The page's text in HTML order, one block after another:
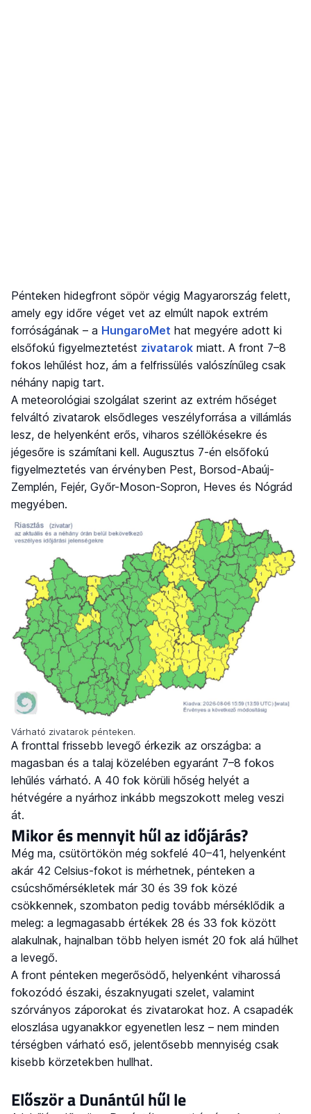
Pénteken hidegfront söpör végig Magyarország felett,
amely egy időre véget vet az elmúlt napok extrém
forróságának – a HungaroMet hat megyére adott ki
elsőfokú figyelmeztetést zivatarok miatt. A front 7–8
fokos lehűlést hoz, ám a felfrissülés valószínűleg csak
néhány napig tart.
A meteorológiai szolgálat szerint az extrém hőséget
felváltó zivatarok elsődleges veszélyforrása a villámlás
lesz, de helyenként erős, viharos széllökésekre és
jégesőre is számítani kell. Augusztus 7-én elsőfokú
figyelmeztetés van érvényben Pest, Borsod-Abaúj-
Zemplén, Fejér, Győr-Moson-Sopron, Heves és Nógrád
megyében.
Várható zivatarok pénteken.
A fronttal frissebb levegő érkezik az országba: a
magasban és a talaj közelében egyaránt 7–8 fokos
lehűlés várható. A 40 fok körüli hőség helyét a
hétvégére a nyárhoz inkább megszokott meleg veszi
át.
Mikor és mennyit hűl az időjárás?
Még ma, csütörtökön még sokfelé 40–41, helyenként
akár 42 Celsius-fokot is mérhetnek, pénteken a
csúcshőmérsékletek már 30 és 39 fok közé
csökkennek, szombaton pedig tovább mérséklődik a
meleg: a legmagasabb értékek 28 és 33 fok között
alakulnak, hajnalban több helyen ismét 20 fok alá hűlhet
a levegő.
A front pénteken megerősödő, helyenként viharossá
fokozódó északi, északnyugati szelet, valamint
szórványos záporokat és zivatarokat hoz. A csapadék
eloszlása ugyanakkor egyenetlen lesz – nem minden
térségben várható eső, jelentősebb mennyiség csak
kisebb körzetekben hullhat.
Először a Dunántúl hűl le